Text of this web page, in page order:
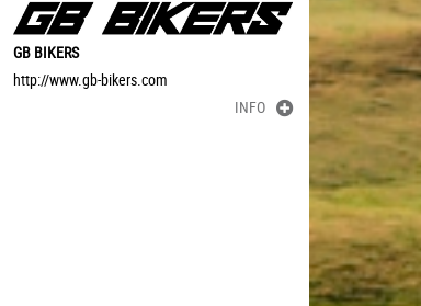
GB BIKERS
http://www.gb-bikers.com
INFO